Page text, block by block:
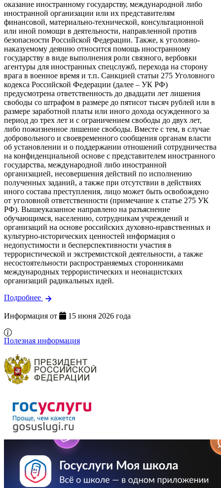
оказание иностранному государству, международной либо
иностранной организации или их представителям
финансовой, материально-технической, консультационной
или иной помощи в деятельности, направленной против
безопасности Российской Федерации. Также, к уголовно-
наказуемому деянию относится помощь иностранному
государству в виде выполнения роли связного, вербовки
агентуры для иностранных спецслужб, перехода на сторону
врага в военное время и т.п. Санкцией статьи 275 Уголовного
кодекса Российской Федерации (далее – УК РФ)
предусмотрена ответственность до двадцати лет лишения
свободы со штрафом в размере до пятисот тысяч рублей или в
размере заработной платы или иного дохода осужденного за
период до трех лет и с ограничением свободы до двух лет,
либо пожизненное лишение свободы. Вместе с тем, в случае
добровольного и своевременного сообщения органам власти
об установлении и о поддержании отношений сотрудничества
на конфиденциальной основе с представителем иностранного
государства, международной либо иностранной
организацией, несовершения действий по исполнению
полученных заданий, а также при отсутствии в действиях
иного состава преступления, лицо может быть освобождено
от уголовной ответственности (примечание к статье 275 УК
РФ). Вышеуказанное направлено на разъяснение
обучающимся, населению, сотрудникам учреждений и
организаций на основе российских духовно-нравственных и
культурно-исторических ценностей информация о
недопустимости и бесперспективности участия в
террористической и экстремистской деятельности, а также
несостоятельности распространяемых сторонниками
международных террористических и неонацистских
организаций радикальных идей.
Подробнее
Информация от 15 июня 2026 года
Полезная информация